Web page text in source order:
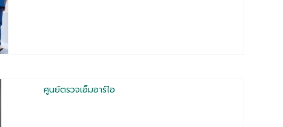
ศูนย์ตรวจเอ็มอาร์ไอ